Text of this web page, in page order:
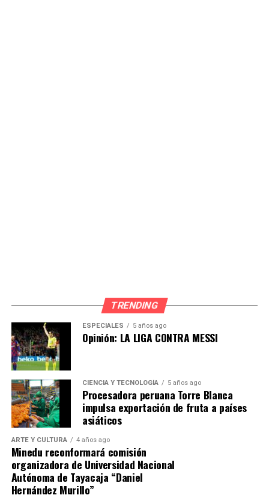
TRENDING
ESPECIALES 5 años ago
Opinión: LA LIGA CONTRA MESSI
CIENCIA Y TECNOLOGÍA 5 años ago
Procesadora peruana Torre Blanca
impulsa exportación de fruta a países
asiáticos
ARTE Y CULTURA 4 años ago
Minedu reconformará comisión
organizadora de Universidad Nacional
Autónoma de Tayacaja “Daniel
Hernández Murillo”